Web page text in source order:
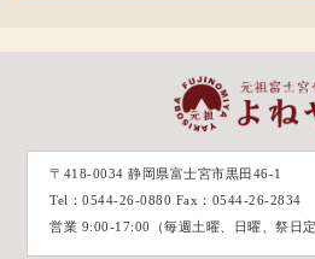
〒418-0034 静岡県富士宮市黒田46-1
Tel：0544-26-0880 Fax：0544-26-2834
営業 9:00-17:00（毎週土曜、日曜、祭日定